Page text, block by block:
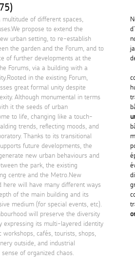
of different spaces,
propose to extend the
urban setting, to re-establish
the garden and the Forum, and to
of further developments at the
Forums, via a building with a
in the existing Forum,
great formal unity despite
Although monumental in terms
it the seeds of urban
to life, changing like a touch-
trends, reflecting moods, and
Thanks to its transitional
future developments, the
new urban behaviours and
the park, the existing
centre and the Metro.New
here will have many different ways
of the main building and its
medium (for special events, etc).
will preserve the diversity
expressing its multi-layered identity
cafés, tourists, shops,
outside, and industrial
of organized chaos.